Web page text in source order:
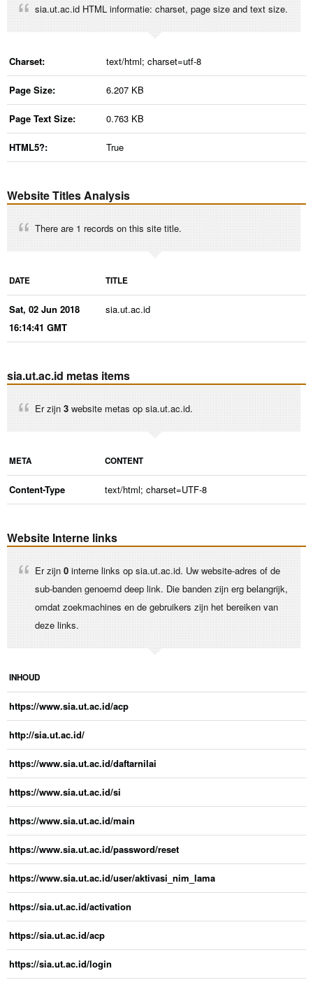
sia.ut.ac.id HTML informatie: charset, page size and text size.
Charset: text/html; charset=utf-8
Page Size: 6.207 KB
Page Text Size: 0.763 KB
HTML5?: True
Website Titles Analysis
There are 1 records on this site title.
DATE TITLE
Sat, 02 Jun 2018
16:14:41 GMT
sia.ut.ac.id
sia.ut.ac.id metas items
Er zijn 3 website metas op sia.ut.ac.id.
META CONTENT
Content-Type text/html; charset=UTF-8
Website Interne links
Er zijn 0 interne links op sia.ut.ac.id. Uw website-adres of de
sub-banden genoemd deep link. Die banden zijn erg belangrijk,
omdat zoekmachines en de gebruikers zijn het bereiken van
deze links.
INHOUD
https://www.sia.ut.ac.id/acp
http://sia.ut.ac.id/
https://www.sia.ut.ac.id/daftarnilai
https://www.sia.ut.ac.id/si
https://www.sia.ut.ac.id/main
https://www.sia.ut.ac.id/password/reset
https://www.sia.ut.ac.id/user/aktivasi_nim_lama
https://sia.ut.ac.id/activation
https://sia.ut.ac.id/acp
https://sia.ut.ac.id/login